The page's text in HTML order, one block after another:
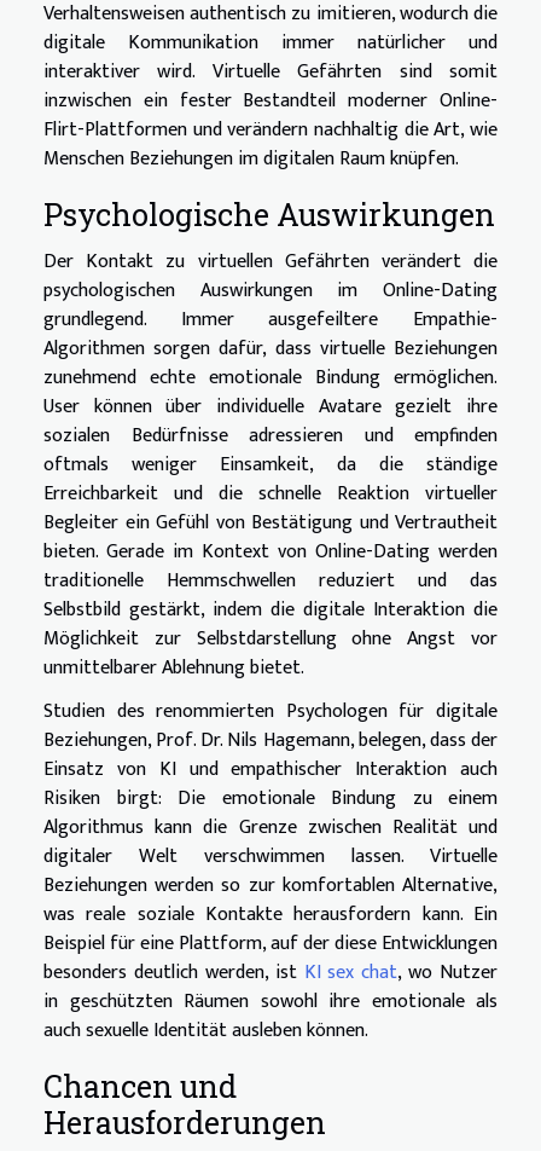
Verhaltensweisen authentisch zu imitieren, wodurch die
digitale Kommunikation immer natürlicher und
interaktiver wird. Virtuelle Gefährten sind somit
inzwischen ein fester Bestandteil moderner Online-
Flirt-Plattformen und verändern nachhaltig die Art, wie
Menschen Beziehungen im digitalen Raum knüpfen.
Psychologische Auswirkungen
Der Kontakt zu virtuellen Gefährten verändert die
psychologischen Auswirkungen im Online-Dating
grundlegend. Immer ausgefeiltere Empathie-
Algorithmen sorgen dafür, dass virtuelle Beziehungen
zunehmend echte emotionale Bindung ermöglichen.
User können über individuelle Avatare gezielt ihre
sozialen Bedürfnisse adressieren und empfinden
oftmals weniger Einsamkeit, da die ständige
Erreichbarkeit und die schnelle Reaktion virtueller
Begleiter ein Gefühl von Bestätigung und Vertrautheit
bieten. Gerade im Kontext von Online-Dating werden
traditionelle Hemmschwellen reduziert und das
Selbstbild gestärkt, indem die digitale Interaktion die
Möglichkeit zur Selbstdarstellung ohne Angst vor
unmittelbarer Ablehnung bietet.
Studien des renommierten Psychologen für digitale
Beziehungen, Prof. Dr. Nils Hagemann, belegen, dass der
Einsatz von KI und empathischer Interaktion auch
Risiken birgt: Die emotionale Bindung zu einem
Algorithmus kann die Grenze zwischen Realität und
digitaler Welt verschwimmen lassen. Virtuelle
Beziehungen werden so zur komfortablen Alternative,
was reale soziale Kontakte herausfordern kann. Ein
Beispiel für eine Plattform, auf der diese Entwicklungen
besonders deutlich werden, ist KI sex chat, wo Nutzer
in geschützten Räumen sowohl ihre emotionale als
auch sexuelle Identität ausleben können.
Chancen und
Herausforderungen